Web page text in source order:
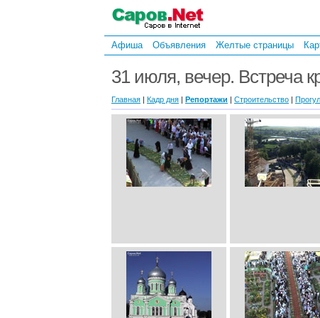
Афиша Объявления Желтые страницы
31 июля, вечер. Встреча
Главная | Кадр дня | Репортажи | Строительство |